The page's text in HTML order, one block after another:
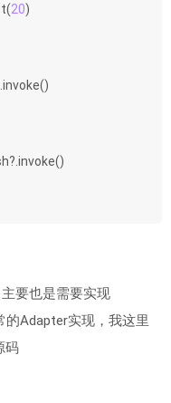
20)
要也是需要实现
Adapter实现，我这里
码